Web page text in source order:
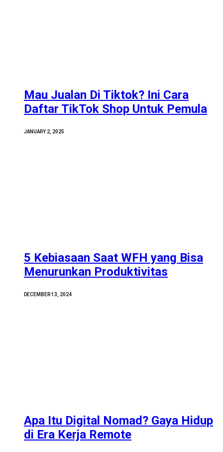
Mau Jualan Di Tiktok? Ini Cara
Daftar TikTok Shop Untuk Pemula
JANUARY 2, 2025
5 Kebiasaan Saat WFH yang Bisa
Menurunkan Produktivitas
DECEMBER 13, 2024
Apa Itu Digital Nomad? Gaya Hidup
di Era Kerja Remote